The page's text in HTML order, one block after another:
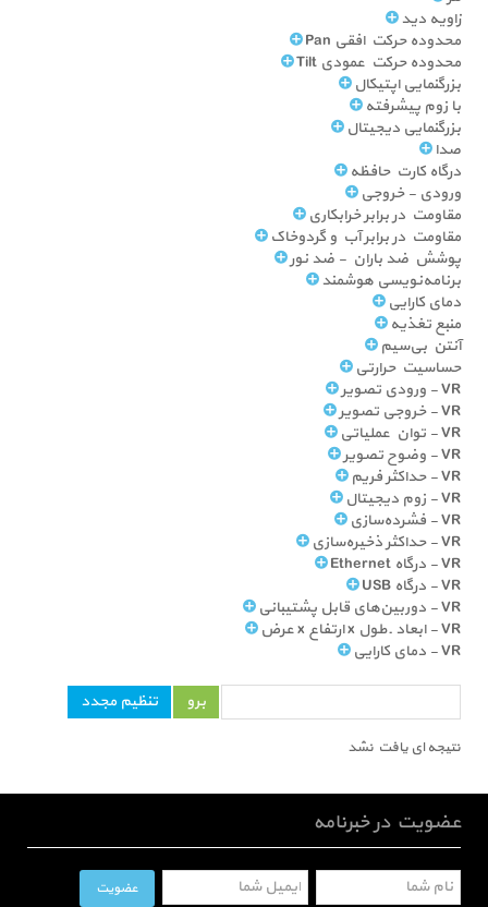
زاویه دید
محدوده حرکت افقی Pan
محدوده حرکت عمودی Tilt
بزرگنمایی اپتیکال
با زوم پیشرفته
بزرگنمایی دیجیتال
صدا
درگاه کارت حافظه
ورودی - خروجی
مقاومت در برابر خرابکاری
مقاومت در برابر آب و گردوخاک
پوشش ضد باران - ضد نور
برنامه‌نویسی هوشمند
دمای کارایی
منبع تغذیه
آنتن بی‌سیم
حساسیت حرارتی
VR - ورودی تصویر
VR - خروجی تصویر
VR - توان عملیاتی
VR - وضوح تصویر
VR - حداکثر فریم
VR - زوم دیجیتال
VR - فشرده‌سازی
VR - حداکثر ذخیره‌سازی
VR - درگاه Ethernet
VR - درگاه USB
VR - دوربین‌های قابل پشتیبانی
VR - ابعاد ـ طول x ارتفاع x عرض
VR - دمای کارایی
نتیجه ای یافت نشد
عضویت در خبرنامه